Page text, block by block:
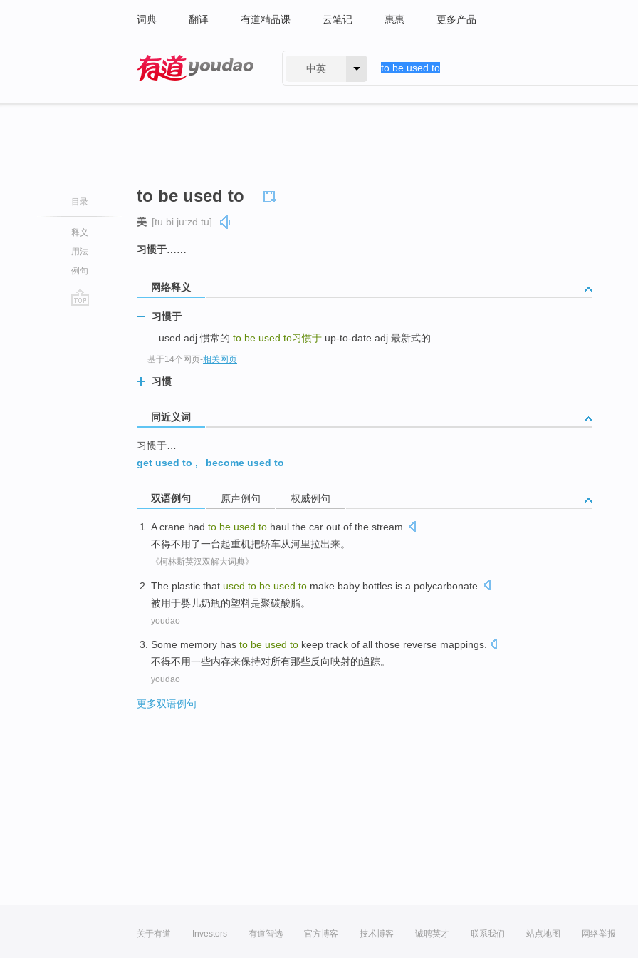
词典 翻译 有道精品课 云笔记 惠惠 更多产品
中英
目录
释义
用法
例句
to be used to
美 [tu bi juːzd tu]
习惯于……
网络释义
习惯于
... used adj.惯常的 to be used to习惯于 up-to-date adj.最新式的 ...
基于14个网页-相关网页
习惯
同近义词
习惯于…
get used to , become used to
双语例句 原声例句 权威例句
A crane had to be used to haul the car out of the stream.
不得不用了一台起重机把轿车从河里拉出来。
《柯林斯英汉双解大词典》
The plastic that used to be used to make baby bottles is a polycarbonate
被用于婴儿奶瓶的塑料是聚碳酸脂。
youdao
Some memory has to be used to keep track of all those reverse mappings.
不得不用一些内存来保持对所有那些反向映射的追踪。
youdao
更多双语例句
关于有道 Investors 有道智选 官方博客 技术博客 诚聘英才 联系我们 站点地图 网络举报